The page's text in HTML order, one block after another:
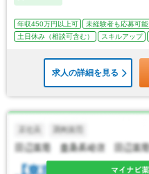
年収450万円以上可 未経験者も応募可能
土日休み（相談可含む）
スキルアップ
求人の詳細を見る